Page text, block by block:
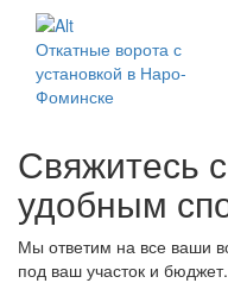
Откатные ворота с
установкой в Наро-
Фоминске
Свяжитесь
удобным
Мы ответим на все ваши
под ваш участок и бюджет.